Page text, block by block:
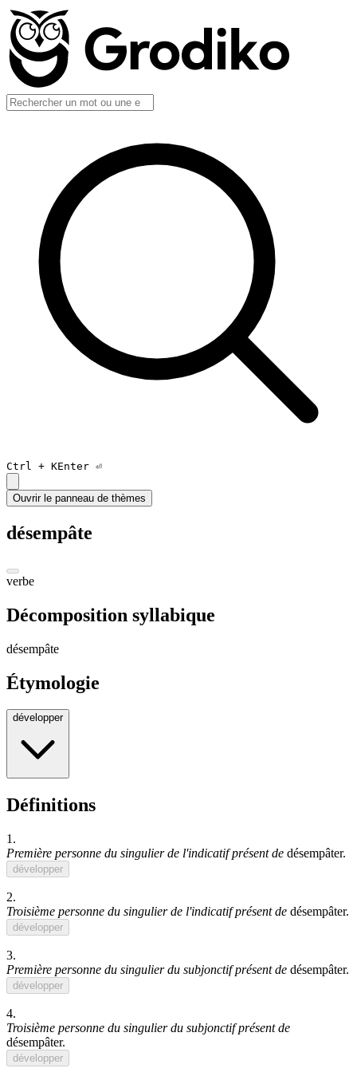
Ctrl + KEnter ⏎
Ouvrir le panneau de thèmes
désempâte
verbe
Décomposition syllabique
désempâte
Étymologie
développer
Définitions
1.
Première personne du singulier de l'indicatif présent de désempâter.
développer
2.
Troisième personne du singulier de l'indicatif présent de désempâter.
développer
3.
Première personne du singulier du subjonctif présent de désempâter.
développer
4.
Troisième personne du singulier du subjonctif présent de
désempâter.
développer